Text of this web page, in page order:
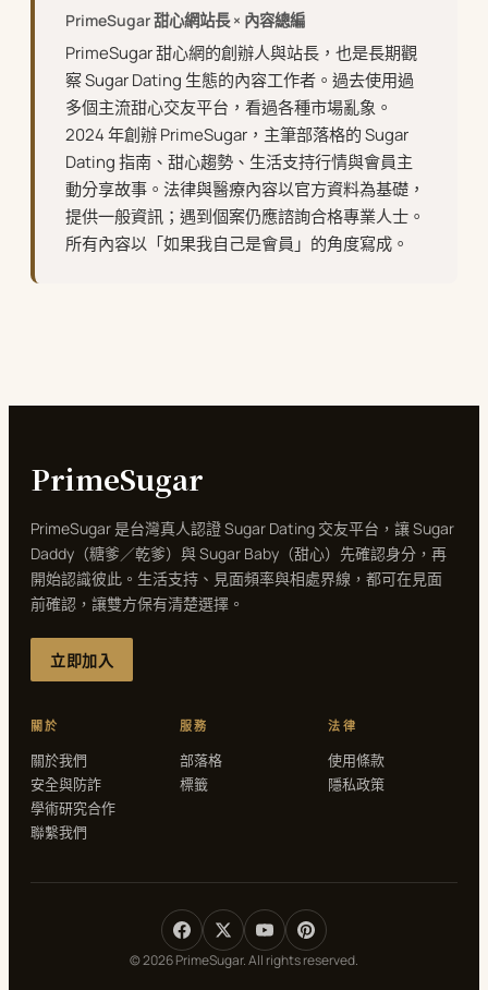
PrimeSugar 甜心網站長 × 內容總編
PrimeSugar 甜心網的創辦人與站長，也是長期觀
察 Sugar Dating 生態的內容工作者。過去使用過
多個主流甜心交友平台，看過各種市場亂象。
2024 年創辦 PrimeSugar，主筆部落格的 Sugar
Dating 指南、甜心趨勢、生活支持行情與會員主
動分享故事。法律與醫療內容以官方資料為基礎，
提供一般資訊；遇到個案仍應諮詢合格專業人士。
所有內容以「如果我自己是會員」的角度寫成。
PrimeSugar
PrimeSugar 是台灣真人認證 Sugar Dating 交友平台，讓 Sugar
Daddy（糖爹／乾爹）與 Sugar Baby（甜心）先確認身分，再
開始認識彼此。生活支持、見面頻率與相處界線，都可在見面
前確認，讓雙方保有清楚選擇。
立即加入
關於
關於我們
安全與防詐
學術研究合作
聯繫我們
服務
部落格
標籤
法律
使用條款
隱私政策
© 2026 PrimeSugar. All rights reserved.